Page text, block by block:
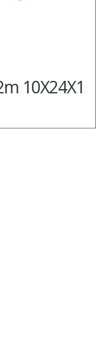
10X24X1